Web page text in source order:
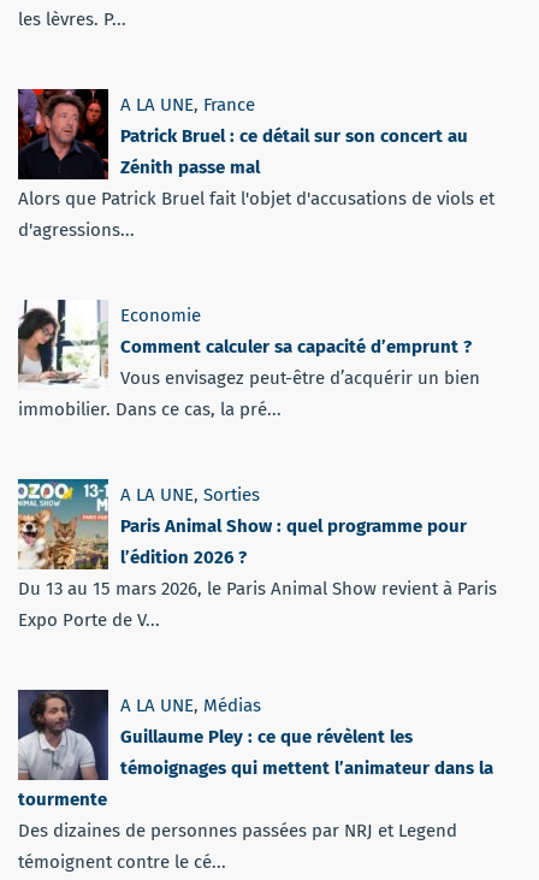
les lèvres. P...
A LA UNE, France
Patrick Bruel : ce détail sur son concert au
Zénith passe mal
Alors que Patrick Bruel fait l'objet d'accusations de viols et
d'agressions...
Economie
Comment calculer sa capacité d’emprunt ?
Vous envisagez peut-être d’acquérir un bien
immobilier. Dans ce cas, la pré...
A LA UNE, Sorties
Paris Animal Show : quel programme pour
l’édition 2026 ?
Du 13 au 15 mars 2026, le Paris Animal Show revient à Paris
Expo Porte de V...
A LA UNE, Médias
Guillaume Pley : ce que révèlent les
témoignages qui mettent l’animateur dans la
tourmente
Des dizaines de personnes passées par NRJ et Legend
témoignent contre le cé...